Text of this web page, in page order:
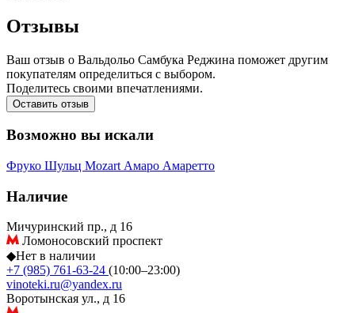
Отзывы
Ваш отзыв о Вальдольо Самбука Реджина поможет другим
покупателям определиться с выбором.
Поделитесь своими впечатлениями.
Оставить отзыв
Возможно вы искали
Фруко Шульц Mozart Амаро Амаретто
Наличие
Мичуринский пр., д 16
Ломоносовский проспект
◆Нет в наличии
+7 (985) 761-63-24 (10:00–23:00)
vinoteki.ru@yandex.ru
Воротынская ул., д 16